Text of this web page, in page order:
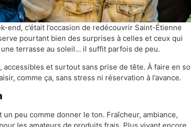
end, c’était l’occasion de redécouvrir Saint-Étienne
pourtant bien des surprises à celles et ceux qui
terrasse au soleil… il suffit parfois de peu.
et surtout sans prise de tête. À faire en
comme ça, sans stress ni réservation à l’avance.
peu comme donner le ton. Fraîcheur, ambiance,